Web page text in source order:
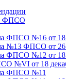
ФПСО
ФПСО №16 от 18
№13 ФПСО от 26
ФПСО №12 от 18
№VI от 18
ФПСО №11